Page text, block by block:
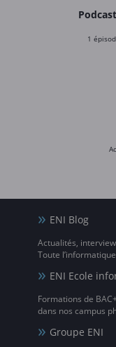
1
ENI Blog
Actualités,
Toute
ENI Ecole
Formations de
dans nos campus
Groupe ENI